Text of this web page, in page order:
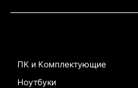
ПК и Комплектующие
Ноутбуки